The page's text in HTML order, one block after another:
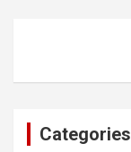
Categories